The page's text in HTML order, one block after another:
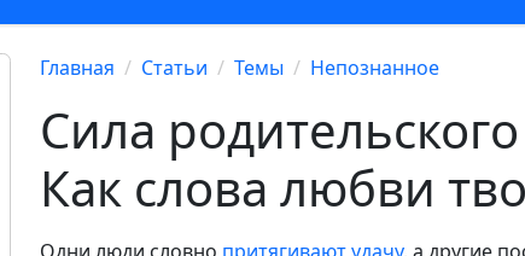
Главная Статьи Темы Непознанное
Сила
Как слова любви